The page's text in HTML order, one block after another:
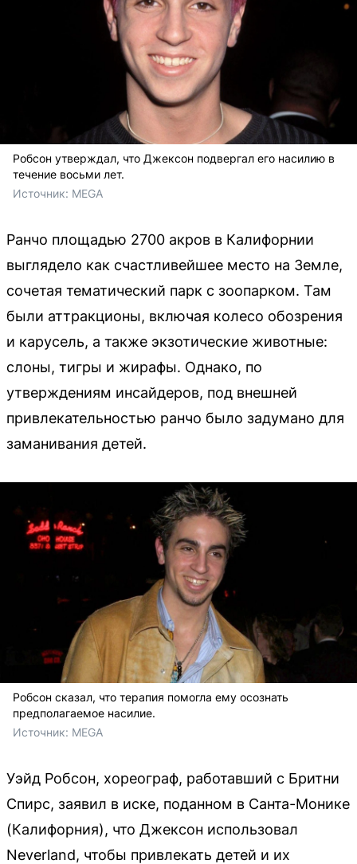
Робсон утверждал, что Джексон подвергал его насилию в
течение восьми лет.
Источник: MEGA
Ранчо площадью 2700 акров в Калифорнии
выглядело как счастливейшее место на Земле,
сочетая тематический парк с зоопарком. Там
были аттракционы, включая колесо обозрения
и карусель, а также экзотические животные:
слоны, тигры и жирафы. Однако, по
утверждениям инсайдеров, под внешней
привлекательностью ранчо было задумано для
заманивания детей.
Робсон сказал, что терапия помогла ему осознать
предполагаемое насилие.
Источник: MEGA
Уэйд Робсон, хореограф, работавший с Бритни
Спирс, заявил в иске, поданном в Санта-Монике
(Калифорния), что Джексон использовал
Neverland, чтобы привлекать детей и их